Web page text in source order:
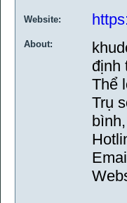
Website:
About:
định
Thể
Trụ